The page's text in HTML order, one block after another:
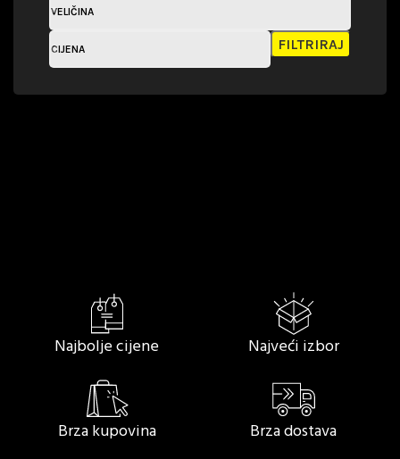
VELIČINA
CIJENA FILTRIRAJ
TUNING I DIJELOVI
Najbolje cijene
Najveći izbor
Brza kupovina Brza dostava